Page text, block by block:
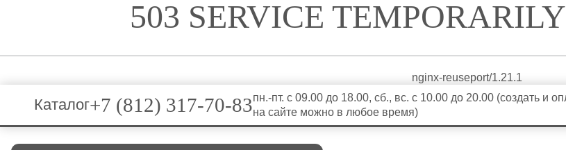
503 SERVICE
nginx-reuseport/1.21.1
Каталог+7 (812) 317-70-83пн.-пт. с 09.00 до 18.00, сб., вс. с 10.00 до 20.00 (создать и
на сайте можно в любое время)